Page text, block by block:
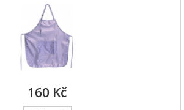
160 Kč